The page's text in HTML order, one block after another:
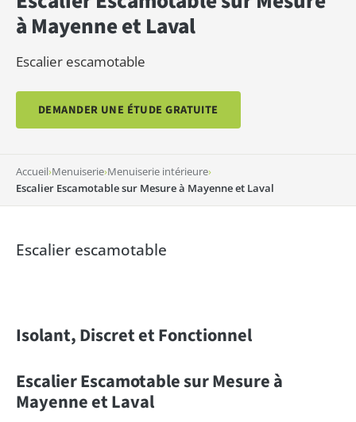
à Mayenne et Laval
Escalier escamotable
DEMANDER UNE ÉTUDE GRATUITE
Accueil›Menuiserie›Menuiserie intérieure›
Escalier Escamotable sur Mesure à Mayenne et Laval
Escalier escamotable
Isolant, Discret et Fonctionnel
Escalier Escamotable sur Mesure à
Mayenne et Laval